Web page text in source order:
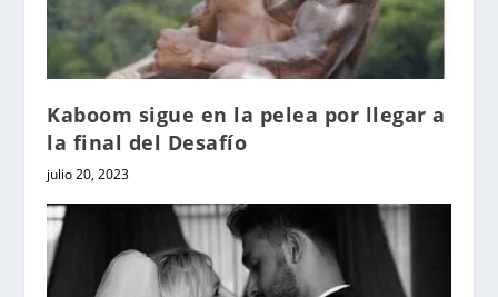
Kaboom sigue en la pelea por llegar a
la final del Desafío
julio 20, 2023